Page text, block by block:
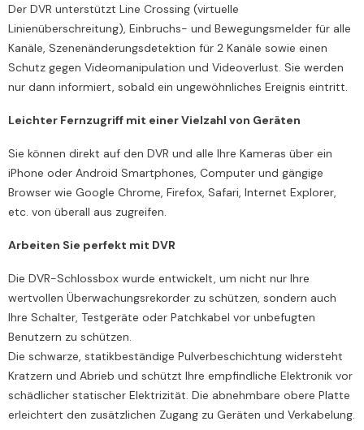
Der DVR unterstützt Line Crossing (virtuelle
Linienüberschreitung), Einbruchs- und Bewegungsmelder für alle
Kanäle, Szenenänderungsdetektion für 2 Kanäle sowie einen
Schutz gegen Videomanipulation und Videoverlust. Sie werden
nur dann informiert, sobald ein ungewöhnliches Ereignis eintritt.
Leichter Fernzugriff mit einer Vielzahl von Geräten
Sie können direkt auf den DVR und alle Ihre Kameras über ein
iPhone oder Android Smartphones, Computer und gängige
Browser wie Google Chrome, Firefox, Safari, Internet Explorer,
etc. von überall aus zugreifen.
Arbeiten Sie perfekt mit DVR
Die DVR-Schlossbox wurde entwickelt, um nicht nur Ihre
wertvollen Überwachungsrekorder zu schützen, sondern auch
Ihre Schalter, Testgeräte oder Patchkabel vor unbefugten
Benutzern zu schützen.
Die schwarze, statikbeständige Pulverbeschichtung widersteht
Kratzern und Abrieb und schützt Ihre empfindliche Elektronik vor
schädlicher statischer Elektrizität. Die abnehmbare obere Platte
erleichtert den zusätzlichen Zugang zu Geräten und Verkabelung.